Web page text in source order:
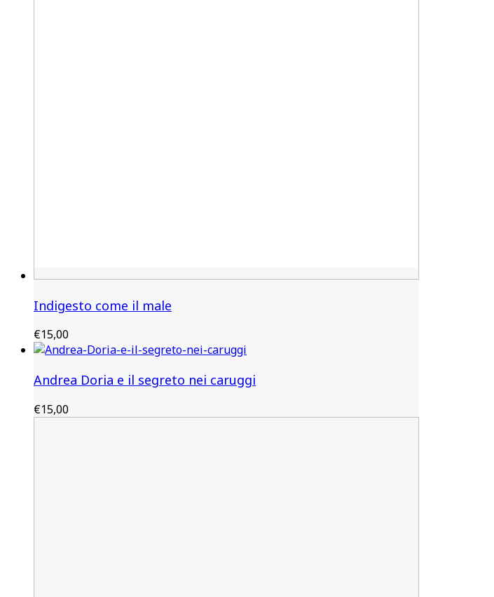
Indigesto come il male
€15,00
Andrea Doria e il segreto nei caruggi
€15,00